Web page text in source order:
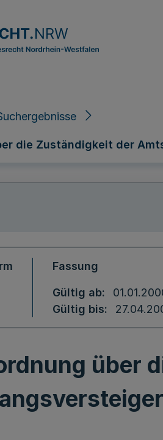
die Zuständigkeit der
Fassung
Gültig ab
Gültig bis
über